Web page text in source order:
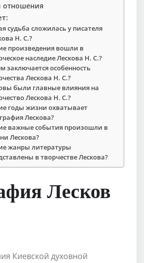
отношения
судьба сложилась у писателя
Н. С.?
произведения вошли в
наследие Лескова Н. С.?
заключается особенность
Лескова Н. С.?
были главные влияния на
Лескова Н. С.?
годы жизни охватывает
Лескова?
важные события произошли в
Лескова?
жанры литературы
в творчестве Лескова?
Лесков
Киевской духовной